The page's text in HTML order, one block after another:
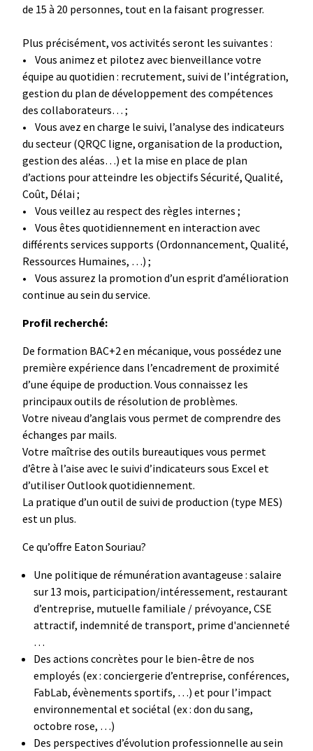
de 15 à 20 personnes, tout en la faisant progresser.
Plus précisément, vos activités seront les suivantes :
• Vous animez et pilotez avec bienveillance votre
équipe au quotidien : recrutement, suivi de l’intégration,
gestion du plan de développement des compétences
des collaborateurs… ;
• Vous avez en charge le suivi, l’analyse des indicateurs
du secteur (QRQC ligne, organisation de la production,
gestion des aléas…) et la mise en place de plan
d’actions pour atteindre les objectifs Sécurité, Qualité,
Coût, Délai ;
• Vous veillez au respect des règles internes ;
• Vous êtes quotidiennement en interaction avec
différents services supports (Ordonnancement, Qualité,
Ressources Humaines, …) ;
• Vous assurez la promotion d’un esprit d’amélioration
continue au sein du service.
Profil recherché:
De formation BAC+2 en mécanique, vous possédez une
première expérience dans l’encadrement de proximité
d’une équipe de production. Vous connaissez les
principaux outils de résolution de problèmes.
Votre niveau d’anglais vous permet de comprendre des
échanges par mails.
Votre maîtrise des outils bureautiques vous permet
d’être à l’aise avec le suivi d’indicateurs sous Excel et
d’utiliser Outlook quotidiennement.
La pratique d’un outil de suivi de production (type MES)
est un plus.
Ce qu’offre Eaton Souriau?
Une politique de rémunération avantageuse : salaire
sur 13 mois, participation/intéressement, restaurant
d’entreprise, mutuelle familiale / prévoyance, CSE
attractif, indemnité de transport, prime d'ancienneté
…
Des actions concrètes pour le bien-être de nos
employés (ex : conciergerie d’entreprise, conférences,
FabLab, évènements sportifs, …) et pour l’impact
environnemental et sociétal (ex : don du sang,
octobre rose, …)
Des perspectives d’évolution professionnelle au sein